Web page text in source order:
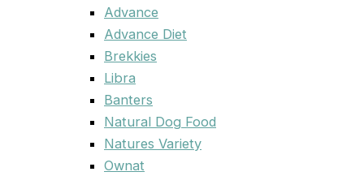
Advance
Advance Diet
Brekkies
Libra
Banters
Natural Dog Food
Natures Variety
Ownat